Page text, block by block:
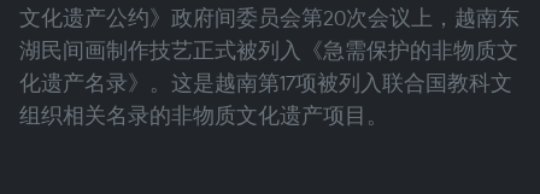
文化遗产公约》政府间委员会第20次会议上，越南东
湖民间画制作技艺正式被列入《急需保护的非物质文
化遗产名录》。这是越南第17项被列入联合国教科文
组织相关名录的非物质文化遗产项目。